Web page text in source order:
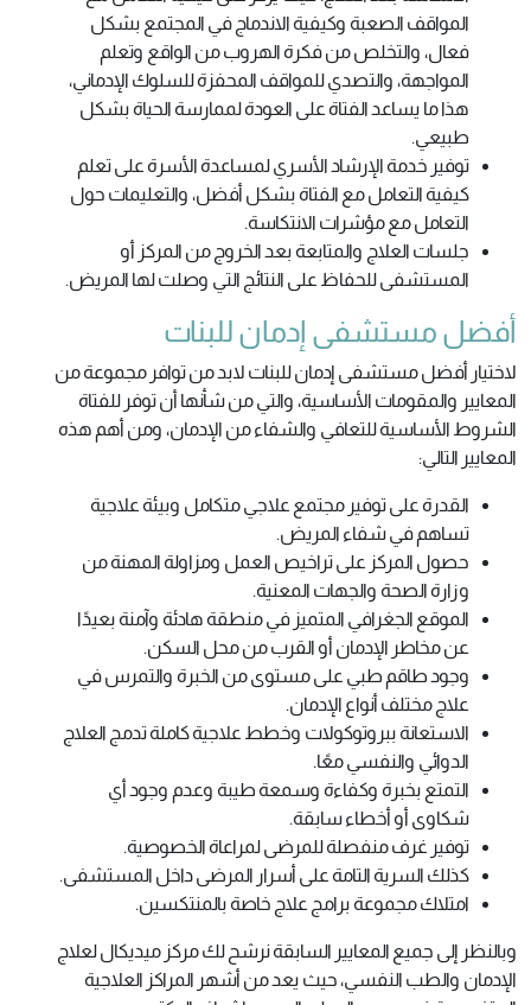
المواقف الصعبة وكيفية الاندماج في المجتمع بشكل
فعال، والتخلص من فكرة الهروب من الواقع وتعلم
المواجهة، والتصدي للمواقف المحفزة للسلوك الإدماني،
هذا ما يساعد الفتاة على العودة لممارسة الحياة بشكل
طبيعي.
توفير خدمة الإرشاد الأسري لمساعدة الأسرة على تعلم
كيفية التعامل مع الفتاة بشكل أفضل، والتعليمات حول
التعامل مع مؤشرات الانتكاسة.
جلسات العلاج والمتابعة بعد الخروج من المركز أو
المستشفى للحفاظ على النتائج التي وصلت لها المريض.
أفضل مستشفى إدمان للبنات
لاختيار أفضل مستشفى إدمان للبنات لابد من توافر مجموعة من
المعايير والمقومات الأساسية، والتي من شأنها أن توفر للفتاة
الشروط الأساسية للتعافي والشفاء من الإدمان، ومن أهم هذه
المعايير التالي:
القدرة على توفير مجتمع علاجي متكامل وبيئة علاجية
تساهم في شفاء المريض.
حصول المركز على تراخيص العمل ومزاولة المهنة من
وزارة الصحة والجهات المعنية.
الموقع الجغرافي المتميز في منطقة هادئة وآمنة بعيدًا
عن مخاطر الإدمان أو القرب من محل السكن.
وجود طاقم طبي على مستوى من الخبرة والتمرس في
علاج مختلف أنواع الإدمان.
الاستعانة ببروتوكولات وخطط علاجية كاملة تدمج العلاج
الدوائي والنفسي معًا.
التمتع بخبرة وكفاءة وسمعة طيبة وعدم وجود أي
شكاوى أو أخطاء سابقة.
توفير غرف منفصلة للمرضى لمراعاة الخصوصية.
كذلك السرية التامة على أسرار المرضى داخل المستشفى.
امتلاك مجموعة برامج علاج خاصة بالمنتكسين.
وبالنظر إلى جميع المعايير السابقة نرشح لك مركز ميديكال لعلاج
الإدمان والطب النفسي، حيث يعد من أشهر المراكز العلاجية